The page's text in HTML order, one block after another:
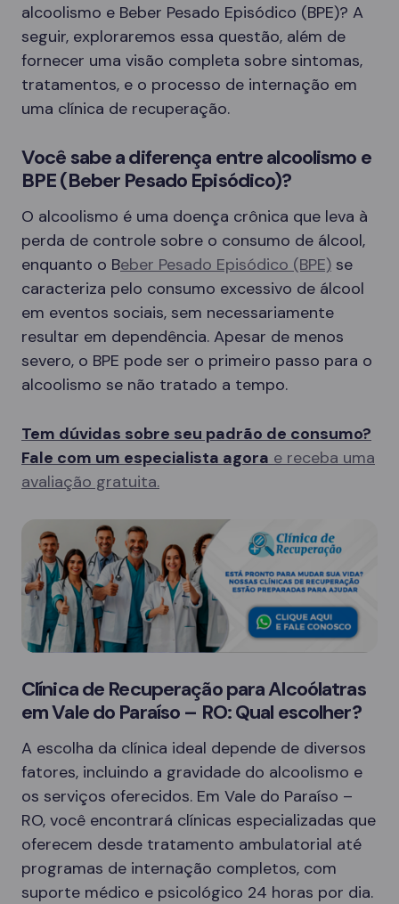
alcoolismo e Beber Pesado Episódico (BPE)? A
seguir, exploraremos essa questão, além de
fornecer uma visão completa sobre sintomas,
tratamentos, e o processo de internação em
uma clínica de recuperação.
Você sabe a diferença entre alcoolismo e
BPE (Beber Pesado Episódico)?
O alcoolismo é uma doença crônica que leva à
perda de controle sobre o consumo de álcool,
enquanto o Beber Pesado Episódico (BPE) se
caracteriza pelo consumo excessivo de álcool
em eventos sociais, sem necessariamente
resultar em dependência. Apesar de menos
severo, o BPE pode ser o primeiro passo para o
alcoolismo se não tratado a tempo.
Tem dúvidas sobre seu padrão de consumo?
Fale com um especialista agora e receba uma
avaliação gratuita.
Clínica de Recuperação para Alcoólatras
em Vale do Paraíso – RO: Qual escolher?
A escolha da clínica ideal depende de diversos
fatores, incluindo a gravidade do alcoolismo e
os serviços oferecidos. Em Vale do Paraíso –
RO, você encontrará clínicas especializadas que
oferecem desde tratamento ambulatorial até
programas de internação completos, com
suporte médico e psicológico 24 horas por dia.